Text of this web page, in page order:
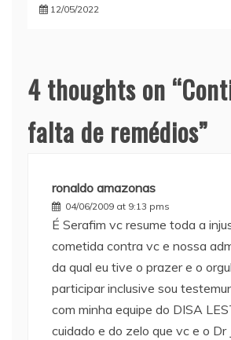
12/05/2022
4 thoughts on “
falta de remédios”
ronaldo amazonas
04/06/2009 at 9:13 pms
É Serafim vc resume toda a
cometida contra vc e nossa
da qual eu tive o prazer e o
participar inclusive sou
com minha equipe do DISA
cuidado e do zelo que vc e o Dr